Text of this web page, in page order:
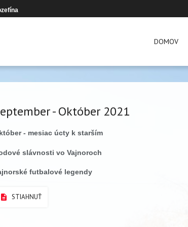
DOMOV
- Október 2021
- mesiac úcty k starším
slávnosti vo Vajnoroch
futbalové legendy
STIAHNUŤ